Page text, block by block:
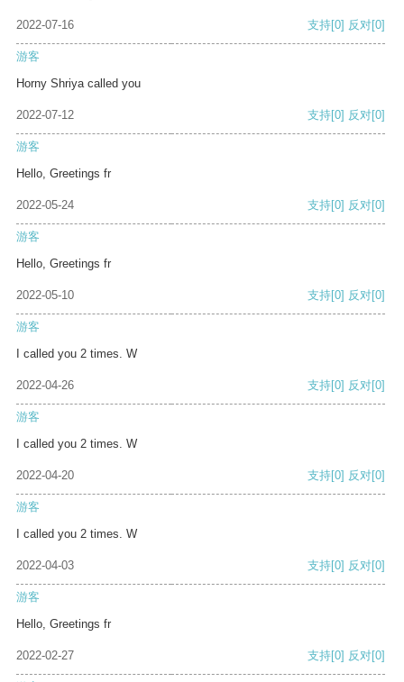
2022-07-16 支持[0] 反对[0]
游客
Horny Shriya called you
2022-07-12 支持[0] 反对[0]
游客
Hello, Greetings fr
2022-05-24 支持[0] 反对[0]
游客
Hello, Greetings fr
2022-05-10 支持[0] 反对[0]
游客
I called you 2 times. W
2022-04-26 支持[0] 反对[0]
游客
I called you 2 times. W
2022-04-20 支持[0] 反对[0]
游客
I called you 2 times. W
2022-04-03 支持[0] 反对[0]
游客
Hello, Greetings fr
2022-02-27 支持[0] 反对[0]